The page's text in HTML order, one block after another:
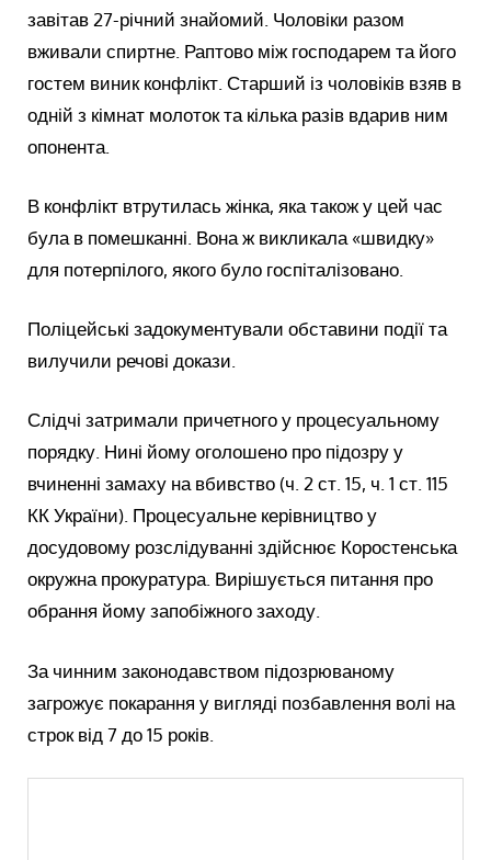
завітав 27-річний знайомий. Чоловіки разом
вживали спиртне. Раптово між господарем та його
гостем виник конфлікт. Старший із чоловіків взяв в
одній з кімнат молоток та кілька разів вдарив ним
опонента.
В конфлікт втрутилась жінка, яка також у цей час
була в помешканні. Вона ж викликала «швидку»
для потерпілого, якого було госпіталізовано.
Поліцейські задокументували обставини події та
вилучили речові докази.
Слідчі затримали причетного у процесуальному
порядку. Нині йому оголошено про підозру у
вчиненні замаху на вбивство (ч. 2 ст. 15, ч. 1 ст. 115
КК України). Процесуальне керівництво у
досудовому розслідуванні здійснює Коростенська
окружна прокуратура. Вирішується питання про
обрання йому запобіжного заходу.
За чинним законодавством підозрюваному
загрожує покарання у вигляді позбавлення волі на
строк від 7 до 15 років.